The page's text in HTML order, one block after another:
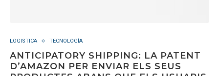
LOGISTICA TECNOLOGÍA
ANTICIPATORY SHIPPING: LA PATENT
D’AMAZON PER ENVIAR ELS SEUS